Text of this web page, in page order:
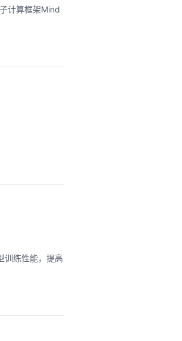
计算框架Mind
训练性能，提高